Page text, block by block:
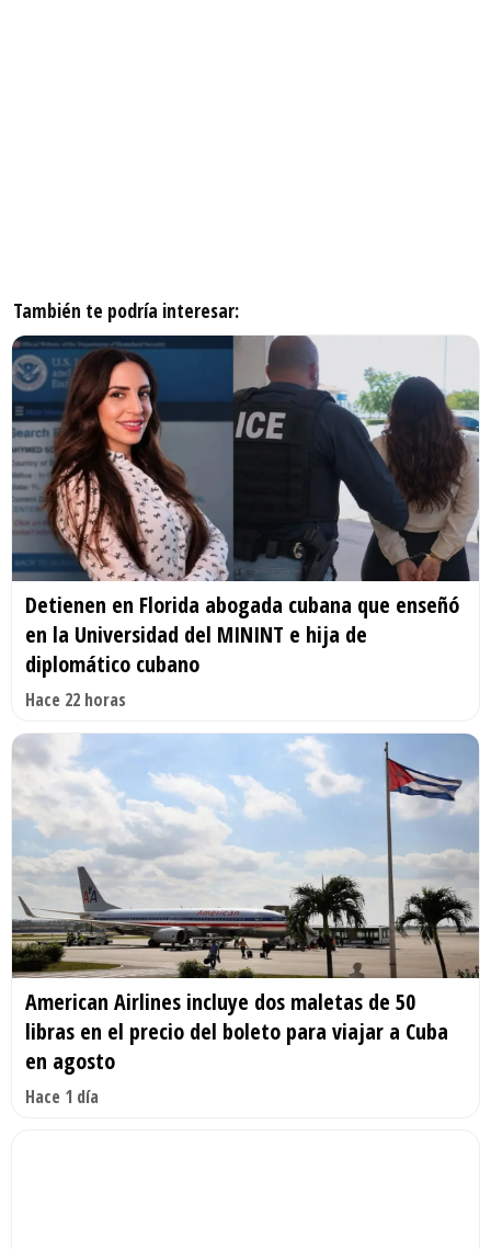
También te podría interesar:
Detienen en Florida abogada cubana que enseñó
en la Universidad del MININT e hija de
diplomático cubano
Hace 22 horas
American Airlines incluye dos maletas de 50
libras en el precio del boleto para viajar a Cuba
en agosto
Hace 1 día